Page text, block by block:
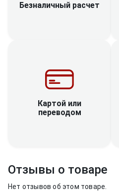
Безналичный расчет
Картой или
переводом
Отзывы о товаре
Нет отзывов об этом товаре.